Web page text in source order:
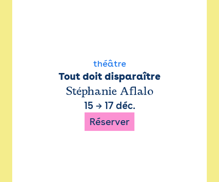
théâtre
Tout doit disparaître
Stéphanie Aflalo
15 → 17 déc.
Réserver